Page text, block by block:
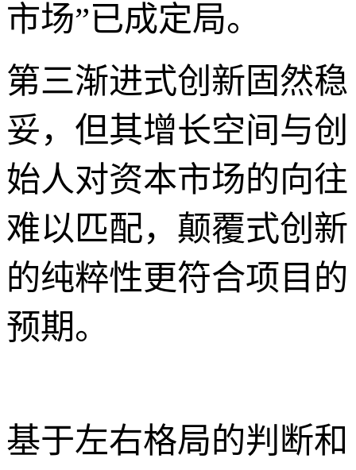
市场”已成定局。
第三渐进式创新固然稳
妥，但其增长空间与创
始人对资本市场的向往
难以匹配，颠覆式创新
的纯粹性更符合项目的
预期。
基于左右格局的判断和